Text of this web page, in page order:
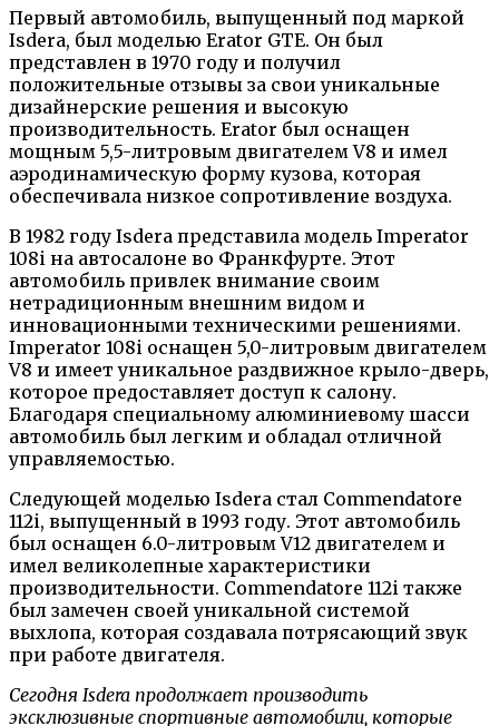
Первый автомобиль, выпущенный под маркой
Isdera, был моделью Erator GTE. Он был
представлен в 1970 году и получил
положительные отзывы за свои уникальные
дизайнерские решения и высокую
производительность. Erator был оснащен
мощным 5,5-литровым двигателем V8 и имел
аэродинамическую форму кузова, которая
обеспечивала низкое сопротивление воздуха.
В 1982 году Isdera представила модель Imperator
108i на автосалоне во Франкфурте. Этот
автомобиль привлек внимание своим
нетрадиционным внешним видом и
инновационными техническими решениями.
Imperator 108i оснащен 5,0-литровым двигателем
V8 и имеет уникальное раздвижное крыло-дверь,
которое предоставляет доступ к салону.
Благодаря специальному алюминиевому шасси
автомобиль был легким и обладал отличной
управляемостью.
Следующей моделью Isdera стал Commendatore
112i, выпущенный в 1993 году. Этот автомобиль
был оснащен 6.0-литровым V12 двигателем и
имел великолепные характеристики
производительности. Commendatore 112i также
был замечен своей уникальной системой
выхлопа, которая создавала потрясающий звук
при работе двигателя.
Сегодня Isdera продолжает производить
эксклюзивные спортивные автомобили, которые